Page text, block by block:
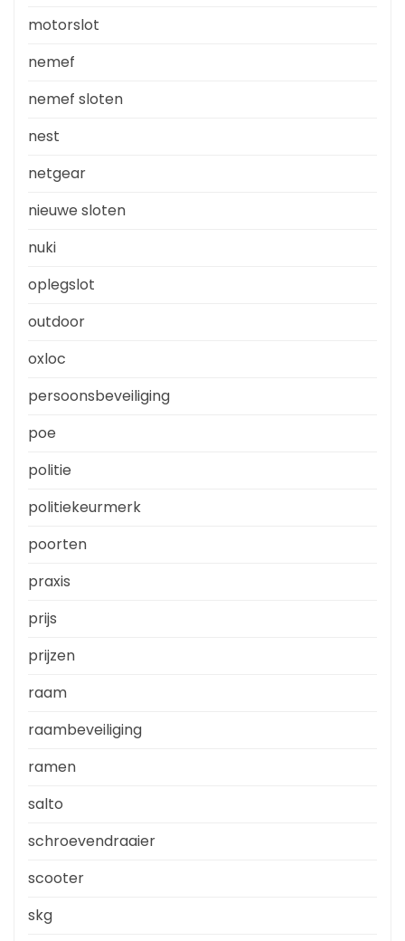
motorslot
nemef
nemef sloten
nest
netgear
nieuwe sloten
nuki
oplegslot
outdoor
oxloc
persoonsbeveiliging
poe
politie
politiekeurmerk
poorten
praxis
prijs
prijzen
raam
raambeveiliging
ramen
salto
schroevendraaier
scooter
skg